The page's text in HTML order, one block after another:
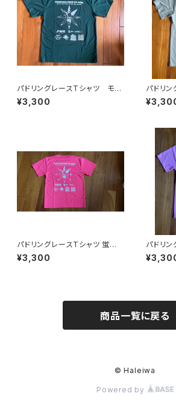
パドリングレースTシャツ モス
グリーンL Lサイズ
¥3,300
パドリ
イトグレ
パドリングレースTシャツ 蛍光
ピンクLサイズ
¥3,300
パドリ
トピンク
商品一覧に戻る
© Haleiwa
Powered by